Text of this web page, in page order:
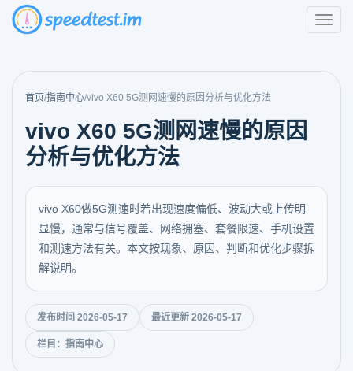
首页/指南中心/vivo X60 5G测网速慢的原因分析与优化方法
vivo X60 5G测网速慢的原因
分析与优化方法
vivo X60做5G测速时若出现速度偏低、波动大或上传明
显慢，通常与信号覆盖、网络拥塞、套餐限速、手机设置
和测速方法有关。本文按现象、原因、判断和优化步骤拆
解说明。
发布时间 2026-05-17 最近更新 2026-05-17
栏目：指南中心